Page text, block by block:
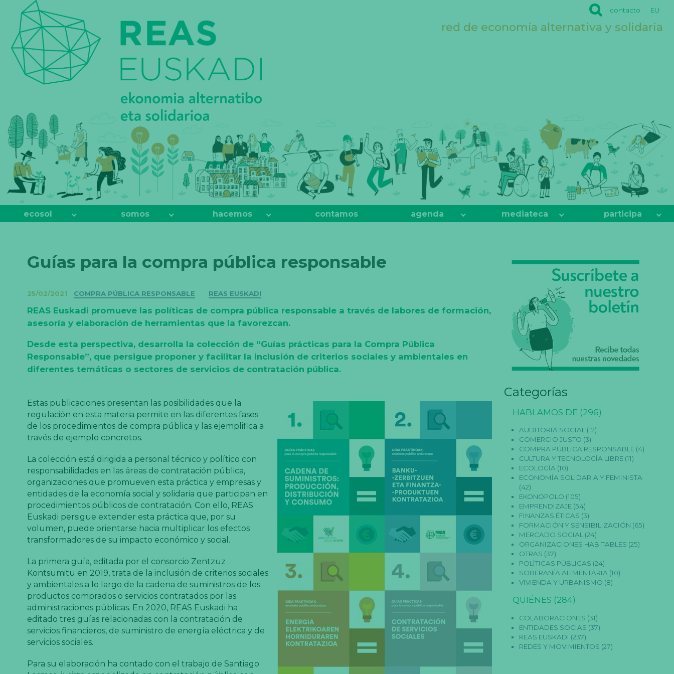
REAS
EUSKADI
contacto EU
red de economía alternativa y solidaria
ecosol somos hacemos contamos agenda mediateca participa
Guías para la compra pública responsable
25/02/2021 Categorías
COMPRA PÚBLICA RESPONSABLE REAS EUSKADI
REAS Euskadi promueve las políticas de compra pública responsable a través de labores de formación,
asesoría y elaboración de herramientas que la favorezcan.
Desde esta perspectiva, desarrolla la colección de “Guías prácticas para la Compra Pública
Responsable”, que persigue proponer y facilitar la inclusión de criterios sociales y ambientales en
diferentes temáticas o sectores de servicios de contratación pública.
Estas publicaciones presentan las posibilidades que la
regulación en esta materia permite en las diferentes fases
de los procedimientos de compra pública y las ejemplifica a
través de ejemplo concretos.
La colección está dirigida a personal técnico y político con
responsabilidades en las áreas de contratación pública,
organizaciones que promueven esta práctica y empresas y
entidades de la economía social y solidaria que participan en
procedimientos públicos de contratación. Con ello, REAS
Euskadi persigue extender esta práctica que, por su
volumen, puede orientarse hacia multiplicar los efectos
transformadores de su impacto económico y social.
La primera guía, editada por el consorcio Zentzuz
Kontsumitu en 2019, trata de la inclusión de criterios sociales
y ambientales a lo largo de la cadena de suministros de los
productos comprados o servicios contratados por las
administraciones públicas. En 2020, REAS Euskadi ha
editado tres guías relacionadas con la contratación de
servicios financieros, de suministro de energía eléctrica y de
servicios sociales.
Para su elaboración ha contado con el trabajo de Santiago
Categorías
HABLAMOS DE (296)
AUDITORIA SOCIAL (12)
COMERCIO JUSTO (3)
COMPRA PÚBLICA RESPONSABLE (4)
CULTURA Y TECNOLOGÍA LIBRE (11)
ECOLOGÍA (10)
ECONOMÍA SOLIDARIA Y FEMINISTA
(42)
EKONOPOLO (105)
EMPRENDIZAJE (54)
FINANZAS ÉTICAS (3)
FORMACIÓN Y SENSIBILIZACIÓN (65)
MERCADO SOCIAL (24)
ORGANIZACIONES HABITABLES (25)
OTRAS (37)
POLÍTICAS PÚBLICAS (24)
SOBERANÍA ALIMENTARIA (10)
VIVIENDA Y URBANISMO (8)
QUIÉNES (284)
COLABORACIONES (31)
ENTIDADES SOCIAS (37)
REAS EUSKADI (237)
REDES Y MOVIMIENTOS (27)